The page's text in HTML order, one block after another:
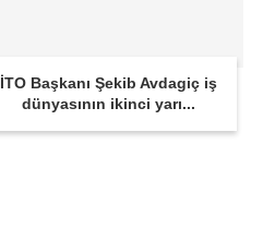
İTO Başkanı Şekib Avdagiç iş
dünyasının ikinci yarı...